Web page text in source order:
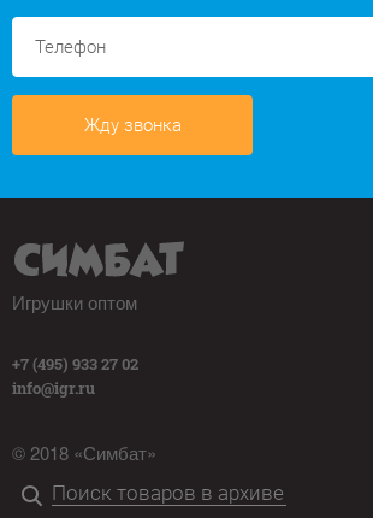
Жду звонка
Игрушки оптом
+7 (495) 933 27 02
info@igr.ru
© 2018 «Симбат»